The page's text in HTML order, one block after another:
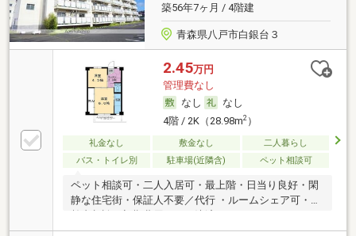
築56年7ヶ月 / 4階建
青森県八戸市白銀台３
2.45万円
管理費なし
なし
なし
4階 / 2K（28.98m2）
礼金なし 敷金なし
二人暮らし
バス・トイレ別
駐車場(近隣含) ペット相談可
ペット相談可・二人入居可・最上階・日当り良好・閑
静な住宅街・保証人不要／代行 ・ルームシェア可・高